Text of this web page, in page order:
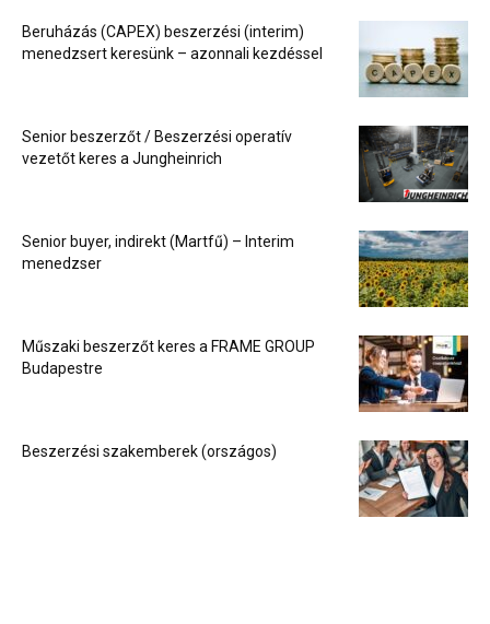
Beruházás (CAPEX) beszerzési (interim)
menedzsert keresünk – azonnali kezdéssel
Senior beszerzőt / Beszerzési operatív
vezetőt keres a Jungheinrich
Senior buyer, indirekt (Martfű) – Interim
menedzser
Műszaki beszerzőt keres a FRAME GROUP
Budapestre
Beszerzési szakemberek (országos)